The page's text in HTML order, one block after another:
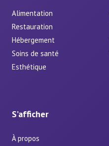
Alimentation
Restauration
Hébergement
Soins de santé
Esthétique
S’afficher
À propos